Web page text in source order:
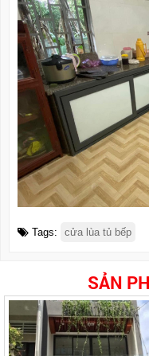
Tags: cửa lùa tủ bếp
SẢN